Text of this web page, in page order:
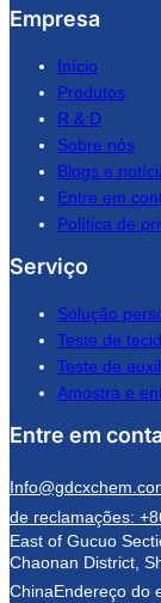
Empresa
Início
Produtos
R & D
Sobre nós
Blogs e
Entre em
Política de
Serviço
Solução
Teste de
Teste de
Amostra e
Entre em
de reclamações:
East of Gucuo
Chaonan District,
ChinaEndereço do